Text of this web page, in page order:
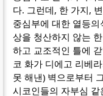
다. 그런데, 한 가지,
중심부에 대한 열등
상을 청산하지 않는
하고 교조적인 틀에
코 화가 디에고 리베
못 해낸) 벽으로부터
시코인들의 자부심